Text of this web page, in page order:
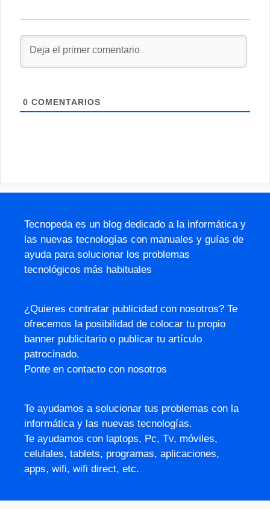
0 COMENTARIOS
Tecnopeda es un blog dedicado a la informática y
las nuevas tecnologías con manuales y guías de
ayuda para solucionar los problemas
tecnológicos más habituales
¿Quieres contratar publicidad con nosotros? Te
ofrecemos la posibilidad de colocar tu propio
banner publicitario o publicar tu artículo
patrocinado.
Ponte en contacto con nosotros
Te ayudamos a solucionar tus problemas con la
informática y las nuevas tecnologías.
Te ayudamos con laptops, Pc, Tv, móviles,
celulales, tablets, programas, aplicaciones,
apps, wifi, wifi direct, etc.